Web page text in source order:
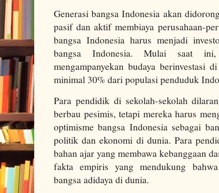
Generasi bangsa Indonesia akan
pasif dan aktif membiaya perusahaan-
bangsa Indonesia harus menjadi
bangsa Indonesia. Mulai saat
mengampanyekan budaya berinvestasi
minimal 30% dari populasi penduduk
Para pendidik di sekolah-sekolah
berbau pesimis, tetapi mereka harus
optimisme bangsa Indonesia sebagai
politik dan ekonomi di dunia. Para
bahan ajar yang membawa kebanggaan
fakta empiris yang mendukung
bangsa adidaya di dunia.